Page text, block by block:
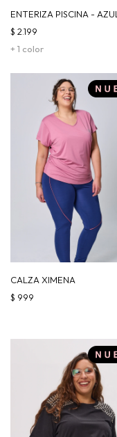
ENTERIZA PISCINA - AZUL
+ 1 color
$ 2.199
CALZA XIMENA
$ 999